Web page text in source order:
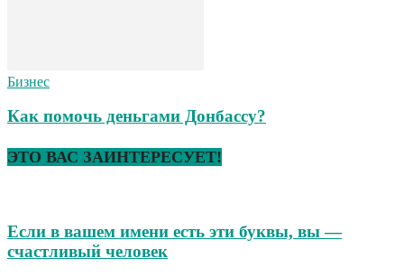
Бизнес
Как помочь деньгами Донбассу?
ЭТО ВАС ЗАИНТЕРЕСУЕТ!
Если в вашем имени есть эти буквы, вы —
счастливый человек